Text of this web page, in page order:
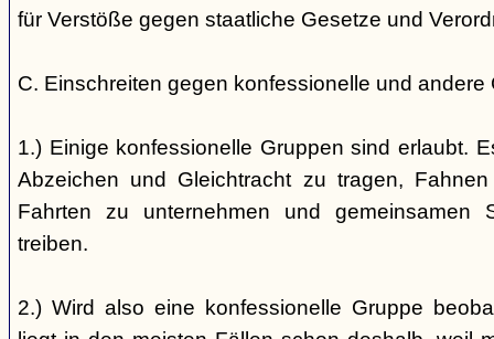
für Verstöße gegen staatliche Gesetze und
C. Einschreiten gegen konfessionelle und andere
1.) Einige konfessionelle Gruppen sind erlaubt.
Abzeichen und Gleichtracht zu tragen,
Fahrten zu unternehmen und gemeinsamen
treiben.
2.) Wird also eine konfessionelle Gruppe